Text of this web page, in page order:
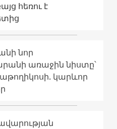
հեռու է
նոր
առաջին նիստը՝
կարևոր